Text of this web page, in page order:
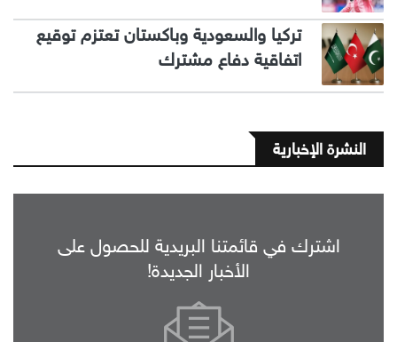
تركيا والسعودية وباكستان تعتزم توقيع
اتفاقية دفاع مشترك
النشرة الإخبارية
اشترك في قائمتنا البريدية للحصول على
الأخبار الجديدة!